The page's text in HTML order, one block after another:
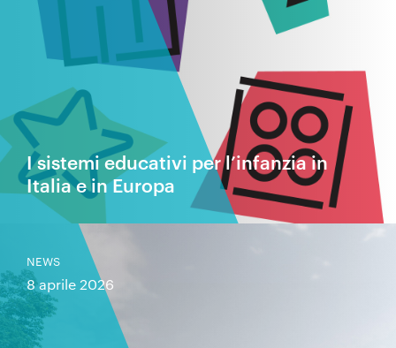
I sistemi educativi per l’infanzia in
Italia e in Europa
NEWS
8 aprile 2026